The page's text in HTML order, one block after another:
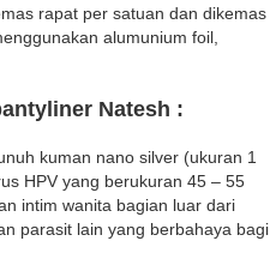
rapat per satuan dan dikemas
alumunium foil,
Natesh :
kuman nano silver (ukuran 1
HPV yang berukuran 45 – 55
intim wanita bagian luar dari
parasit lain yang berbahaya bagi